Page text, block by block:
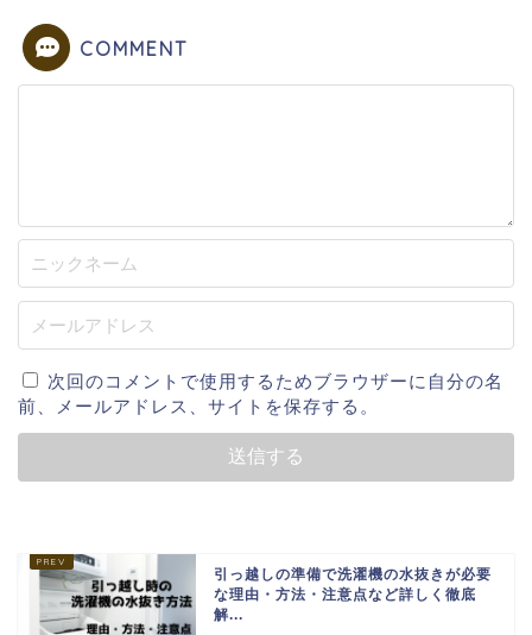
COMMENT
次回のコメントで使用するためブラウザーに自分の名
前、メールアドレス、サイトを保存する。
引っ越しの準備で洗濯機の水抜きが必要
な理由・方法・注意点など詳しく徹底
解...